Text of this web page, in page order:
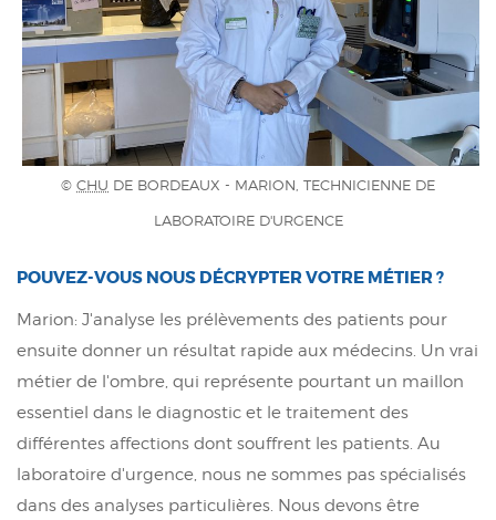
© CHU DE BORDEAUX - MARION, TECHNICIENNE DE
LABORATOIRED'URGENCE
POUVEZ-VOUS NOUS DÉCRYPTER VOTRE MÉTIER ?
Marion: J'analyse les prélèvements des patients pour
ensuite donner un résultat rapide aux médecins. Un vrai
métier de l'ombre, qui représente pourtant un maillon
essentiel dans le diagnostic et le traitement des
différentes affections dont souffrent les patients. Au
laboratoire d'urgence, nous ne sommes pas spécialisés
dans des analyses particulières. Nous devons être